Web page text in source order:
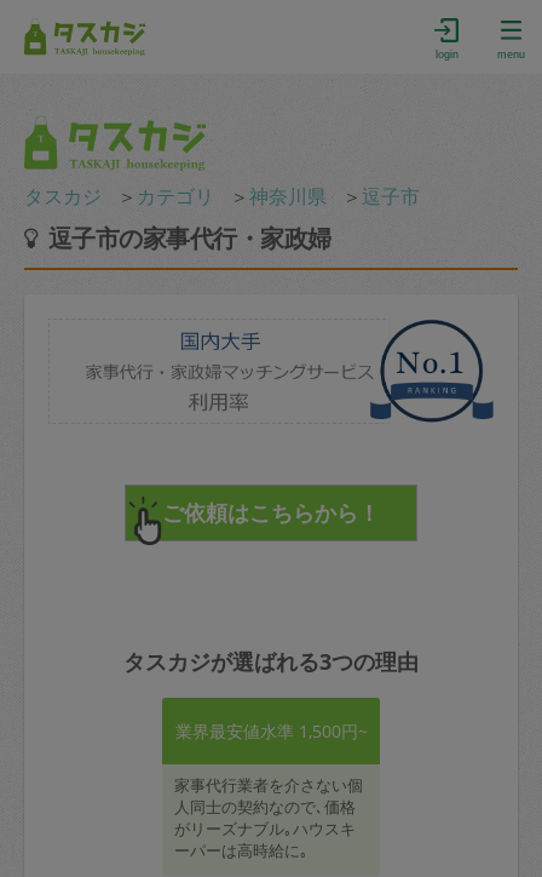
login menu
タスカジ ＞ カテゴリ ＞神奈川県 ＞逗子市
逗子市の家事代行・家政婦
タスカジが選ばれる3つの理由
業界最安値水準 1,500円~
家事代行業者を介さない個
人同士の契約なので､価格
がリーズナブル｡ハウスキ
ーパーは高時給に｡